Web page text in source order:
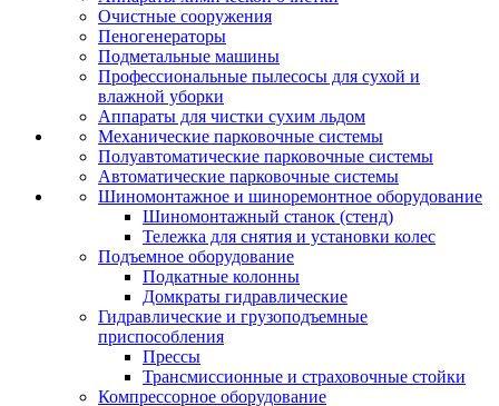
Очистные сооружения
Пеногенераторы
Подметальные машины
Профессиональные пылесосы для сухой и
влажной уборки
Аппараты для чистки сухим льдом
Механические парковочные системы
Полуавтоматические парковочные системы
Автоматические парковочные системы
Шиномонтажное и шиноремонтное оборудование
Шиномонтажный станок (стенд)
Тележка для снятия и установки колес
Подъемное оборудование
Подкатные колонны
Домкраты гидравлические
Гидравлические и грузоподъемные
приспособления
Прессы
Трансмиссионные и страховочные стойки
Компрессорное оборудование